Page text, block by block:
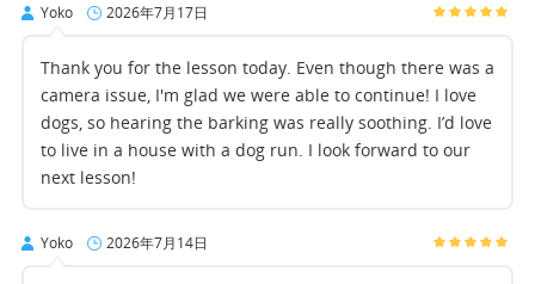
Yoko 2026年7月17日
Thank you for the lesson today. Even though there was a
camera issue, I'm glad we were able to continue! I love
dogs, so hearing the barking was really soothing. I’d love
to live in a house with a dog run. I look forward to our
next lesson!
Yoko 2026年7月14日